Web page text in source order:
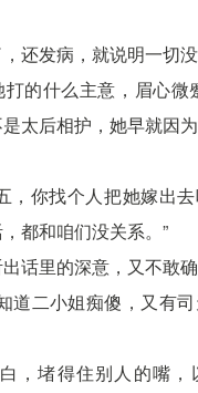
还发病，就说明一切没
的什么主意，眉心微
太后相护，她早就因
，你找个人把她嫁出
都和咱们没关系。”
话里的深意，又不敢
道二小姐痴傻，又有司
，堵得住别人的嘴，